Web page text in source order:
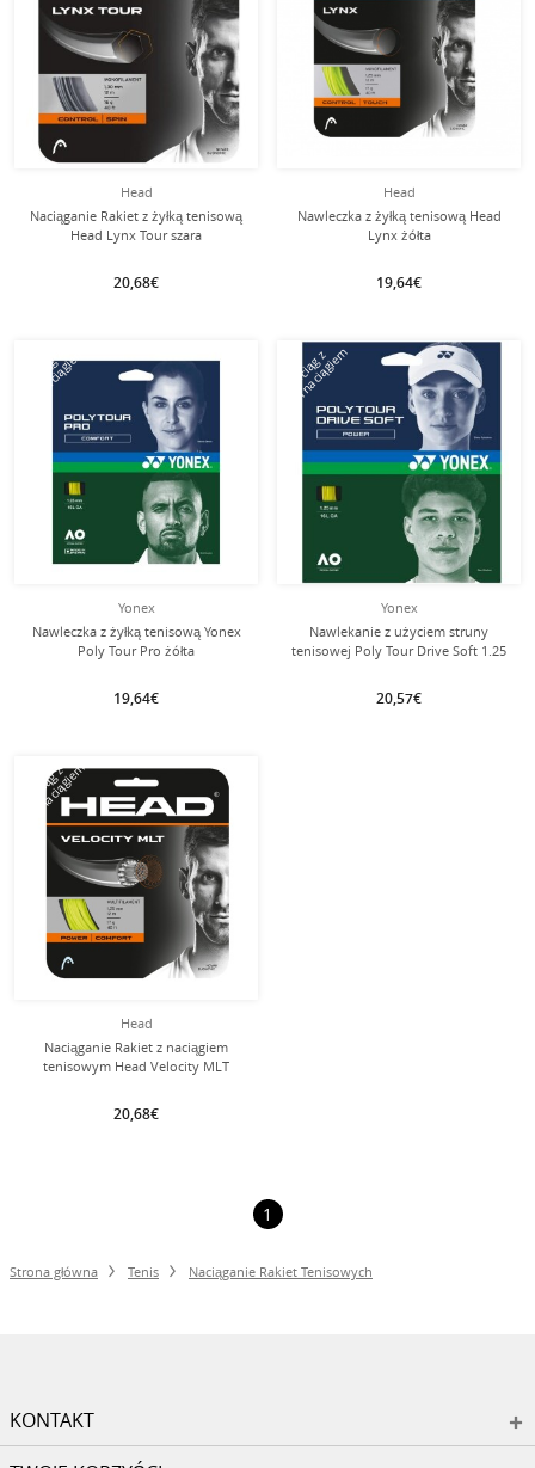
Head
Naciąganie Rakiet z żyłką tenisową
Head Lynx Tour szara
20,68€
Head
Nawleczka z żyłką tenisową Head
Lynx żółta
19,64€
Yonex
Nawleczka z żyłką tenisową Yonex
Poly Tour Pro żółta
19,64€
Naciąg z
tym naciągiem
Yonex
Nawlekanie z użyciem struny
tenisowej Poly Tour Drive Soft 1.25
20,57€
Naciąg z
tym naciągiem
Head
Naciąganie Rakiet z naciągiem
tenisowym Head Velocity MLT
20,68€
Naciąg z
tym naciągiem
1
Strona główna Tenis Naciąganie Rakiet Tenisowych
KONTAKT